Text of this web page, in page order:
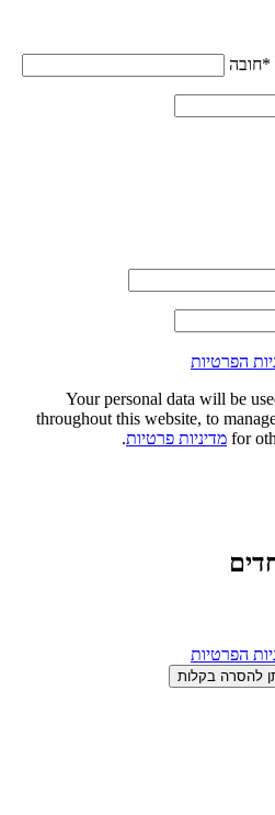
*חובה
הפרטיות
Your personal data will be
throughout this website, to
for מדיניות פרטיות.
הפרטיות
להסרה בקלות